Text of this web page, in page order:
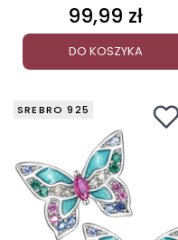
Cena
99,99 zł
DO KOSZYKA
SREBRO 925